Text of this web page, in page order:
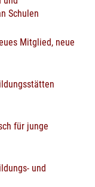
Schulen
Mitglied, neue
für junge
und